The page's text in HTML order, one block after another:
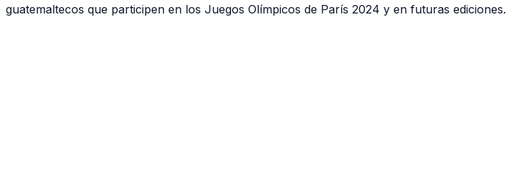
guatemaltecos que participen en los Juegos Olímpicos de París 2024 y en futuras ediciones.